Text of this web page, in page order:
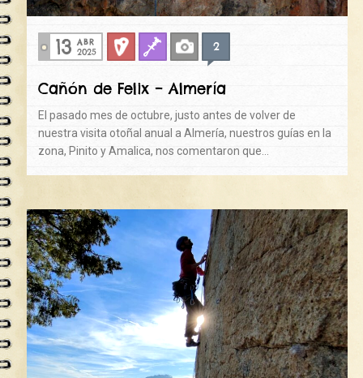
DeportivaFisurasFotos
13 ABR
2025 2
Cañón de Felix – Almería
El pasado mes de octubre, justo antes de volver de
nuestra visita otoñal anual a Almería, nuestros guías en la
zona, Pinito y Amalica, nos comentaron que…